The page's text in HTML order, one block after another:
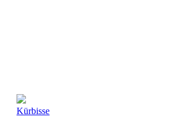
Kürbisse